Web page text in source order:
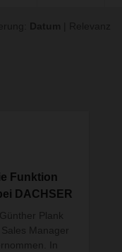
Funktion
DACHSER
Plank
Manager
In